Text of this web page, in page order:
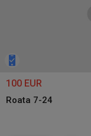
100 EUR
Roata 7-24